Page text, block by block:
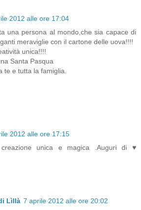
2012 alle ore 17:04
una persona al mondo,che sia capace di
meraviglie con il cartone delle uova!!!!
unica!!!!
Santa Pasqua
te e tutta la famiglia.
2012 alle ore 17:15
creazione unica e magica .Auguri di ♥
Lìllà 7 aprile 2012 alle ore 20:02